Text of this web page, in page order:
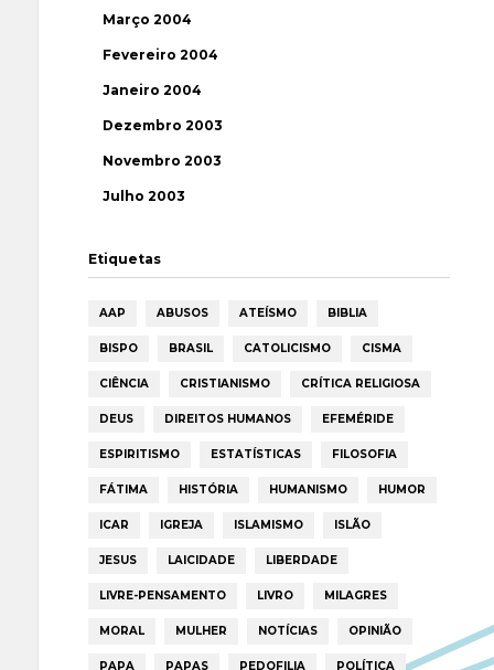
Março 2004
Fevereiro 2004
Janeiro 2004
Dezembro 2003
Novembro 2003
Julho 2003
Etiquetas
AAP ABUSOS ATEÍSMO BIBLIA
BISPO BRASIL CATOLICISMO CISMA
CIÊNCIA CRISTIANISMO CRÍTICA RELIGIOSA
DEUS DIREITOS HUMANOS EFEMÉRIDE
ESPIRITISMO ESTATÍSTICAS FILOSOFIA
FÁTIMA HISTÓRIA HUMANISMO HUMOR
ICAR IGREJA ISLAMISMO ISLÃO
JESUS LAICIDADE LIBERDADE
LIVRE-PENSAMENTO LIVRO MILAGRES
MORAL MULHER NOTÍCIAS OPINIÃO
PAPA PAPAS PEDOFILIA POLÍTICA